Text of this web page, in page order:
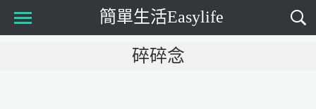
簡單生活Easylife
碎碎念